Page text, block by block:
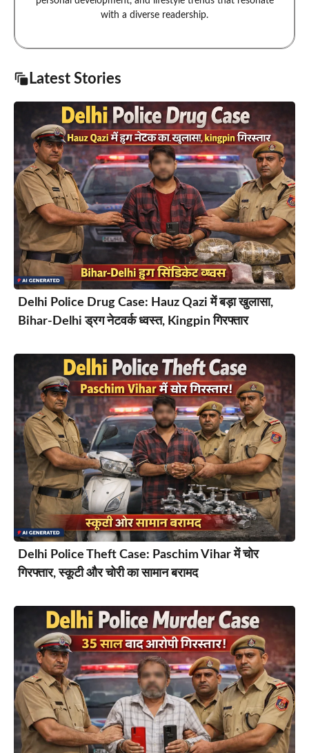
with a diverse readership.
Latest Stories
Delhi Police Drug Case: Hauz Qazi में बड़ा खुलासा,
Bihar-Delhi ड्रग नेटवर्क ध्वस्त, Kingpin गिरफ्तार
Delhi Police Theft Case: Paschim Vihar में चोर
गिरफ्तार, स्कूटी और चोरी का सामान बरामद